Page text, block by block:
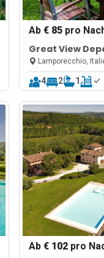
Ab € 85pro
Great View
& Relax
Lamporecchio,
4 2 1
Ab € 102pro